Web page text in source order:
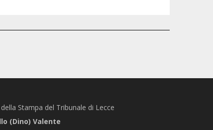
Stampa del Tribunale di Lecce
(Dino) Valente